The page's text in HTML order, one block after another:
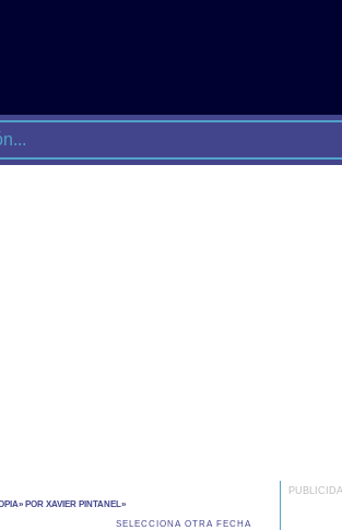
POR XAVIER PINTANEL»
SELECCIONA OTRA FECHA